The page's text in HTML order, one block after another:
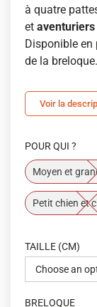
à quatre
et aventuriers
Disponible en
de la breloque.
Voir la
POUR QUI ?
Moyen et
Petit chien et
TAILLE (CM)
BRELOQUE